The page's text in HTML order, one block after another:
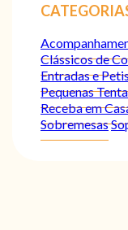
Clássicos de
Entradas e
Pequenas
Receba em
Sobremesas